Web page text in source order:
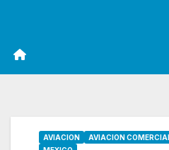
AVIACION AVIACION